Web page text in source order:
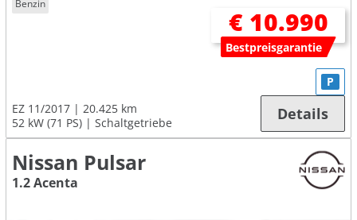
Benzin
€ 10.990
Bestpreisgarantie
EZ 11/2017
20.425 km
52 kW (71 PS)
Schaltgetriebe
P
Details
Nissan Pulsar
1.2 Acenta